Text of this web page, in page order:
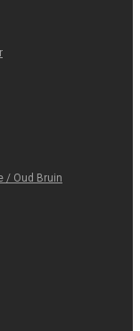
/ Oud Bruin